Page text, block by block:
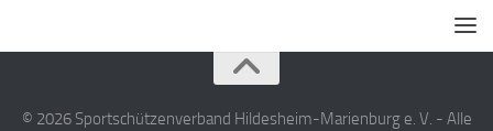
© 2026 Sportschützenverband Hildesheim-Marienburg e. V. - Alle